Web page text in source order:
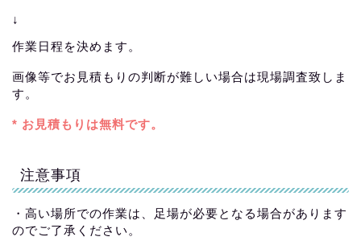
↓
作業日程を決めます。
画像等でお見積もりの判断が難しい場合は現場調査致しま
す。
* お見積もりは無料です。
注意事項
・高い場所での作業は、足場が必要となる場合があります
のでご了承ください。